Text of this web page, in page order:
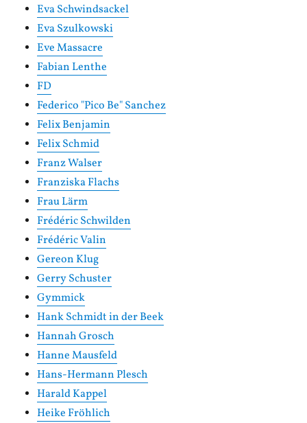
Eva Schwindsackel
Eva Szulkowski
Eve Massacre
Fabian Lenthe
FD
Federico "Pico Be" Sanchez
Felix Benjamin
Felix Schmid
Franz Walser
Franziska Flachs
Frau Lärm
Frédéric Schwilden
Frédéric Valin
Gereon Klug
Gerry Schuster
Gymmick
Hank Schmidt in der Beek
Hannah Grosch
Hanne Mausfeld
Hans-Hermann Plesch
Harald Kappel
Heike Fröhlich